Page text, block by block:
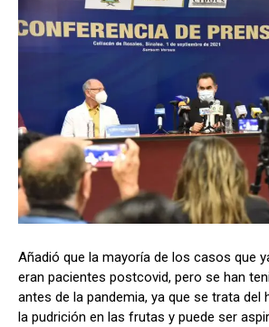
Añadió que la mayoría de los casos que
eran pacientes postcovid, pero se han
antes de la pandemia, ya que se trata del
la pudrición en las frutas y puede ser